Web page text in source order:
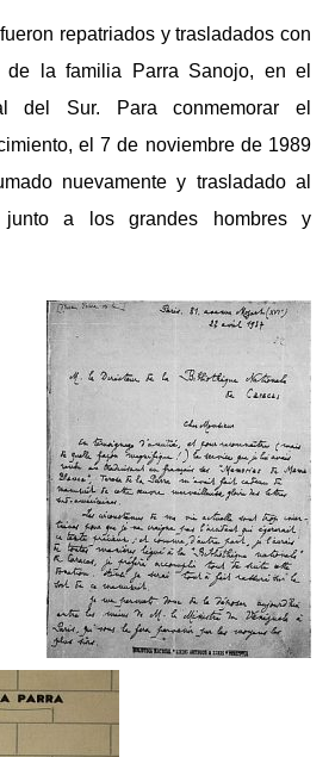
repatriados y trasladados con
de la familia Parra Sanojo, en el
del Sur. Para conmemorar el
el 7 de noviembre de 1989
nuevamente y trasladado al
junto a los grandes hombres y